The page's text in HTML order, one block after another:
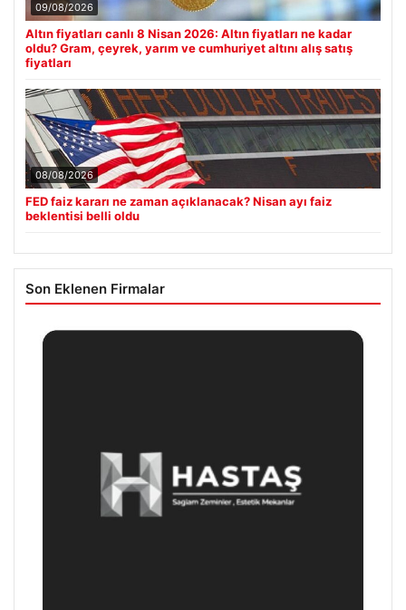
09/08/2026
Altın fiyatları canlı 8 Nisan 2026: Altın fiyatları ne kadar
oldu? Gram, çeyrek, yarım ve cumhuriyet altını alış satış
fiyatları
08/08/2026
FED faiz kararı ne zaman açıklanacak? Nisan ayı faiz
beklentisi belli oldu
Son Eklenen Firmalar